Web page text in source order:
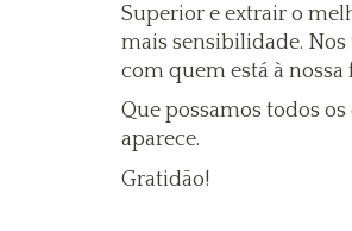
Superior e extrair o
mais sensibilidade.
com quem está à
Que possamos todos
aparece.
Gratidão!